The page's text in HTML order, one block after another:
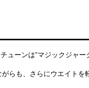
ューンは”マジックジャ
らも、さらにウエイト